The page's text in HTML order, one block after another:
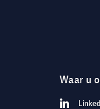
Waar u